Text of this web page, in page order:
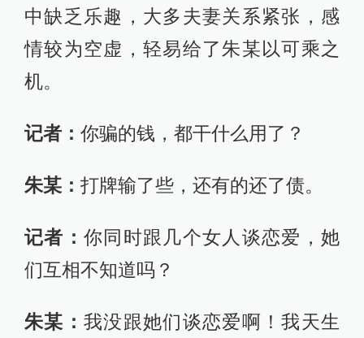
中缺乏乐趣，大多夫妻关系紧张，感
情较为空虚，轻易给了朱某以可乘之
机。
记者： 你骗的钱，都干什么用了？
朱某： 打牌输了些，还有的还了债。
记者： 你同时跟几个女人谈恋爱，她
们互相不知道吗？
朱某： 我没跟她们谈恋爱啊！我天生